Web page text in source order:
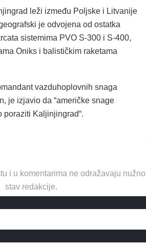
leži između Poljske i Litvanije
je odvojena od ostatka
sistemima PVO S-300 i S-400,
Oniks i balističkim raketama
vazduhoplovnih snaga
je izjavio da “američke snage
poraziti Kaljinjingrad“.
i u komentarima ne odražavaju nužno
stav redakcije.